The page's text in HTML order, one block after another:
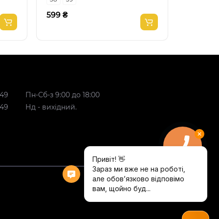
599 ₴
Пн-Сб-з 9:00 до 18:00
Нд - вихідний.